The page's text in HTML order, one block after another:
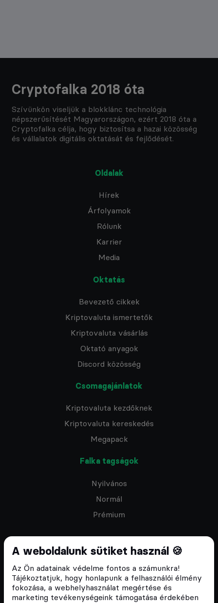
A weboldalunk sütiket használ 🍪
Az Ön adatainak védelme fontos a számunkra!
Tájékoztatjuk, hogy honlapunk a felhasználói élmény
fokozása, a webhelyhasználat megértése és
marketing tevékenységeink támogatása érdekében
Cryptofalka 2018 óta
Szívünkön viseljük a blokklánc technológia
népszerűsítését Magyarországon, ezért 2018 óta a
Cryptofalka célja, hogy biztosítsa a hazai közösség
és vállalatok digitális oktatását és fejlődését.
Oldalak
Hírek
Árfolyamok
Rólunk
Karrier
Media
Oktatás
Bevezető cikkek
Kriptovaluta ismertetők
Kriptovaluta vásárlás
Oktató anyagok
Discord közösség
Csomagajánlatok
Kriptovaluta kezdőknek
Kriptovaluta kereskedés
Megapack
Falka tagságok
Nyilvános
Normál
Prémium
Feliratkozom a hírlevélre